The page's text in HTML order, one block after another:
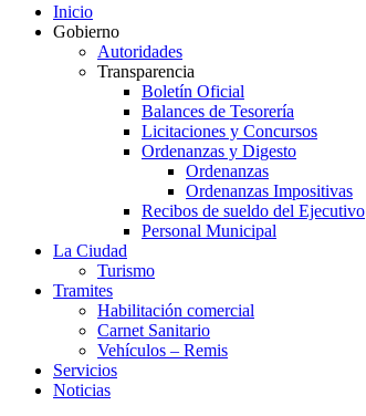
Inicio
Gobierno
Autoridades
Transparencia
Boletín Oficial
Balances de Tesorería
Licitaciones y Concursos
Ordenanzas y Digesto
Ordenanzas
Ordenanzas Impositivas
Recibos de sueldo del Ejecutivo
Personal Municipal
La Ciudad
Turismo
Tramites
Habilitación comercial
Carnet Sanitario
Vehículos – Remis
Servicios
Noticias